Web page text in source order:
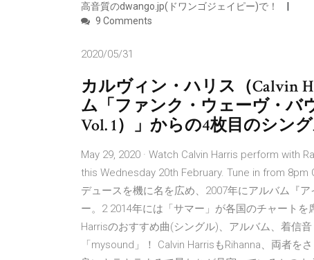
高音質のdwango.jp(ドワンゴジェイピー)で！
9 Comments
2020/05/31
カルヴィン・ハリス（Calvin
ム「ファンク・ウェーヴ・バ
Vol. 1）」からの4枚目のシング
May 29, 2020 · Watch Calvin Harris perform with
this Wednesday 20th February. Tune in from
デュースを機に名を広め、2007年にアルバム『
ー。2 2014年には「サマー」が各国のチャート
Harrisのおすすめ曲(シングル)、アルバム、着信
「mysound」！ Calvin HarrisもRihanna、両者